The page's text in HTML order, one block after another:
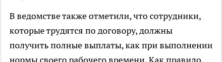
В ведомстве также отметили, что сотрудники,
которые трудятся по договору, должны
получить полные выплаты, как при выполнении